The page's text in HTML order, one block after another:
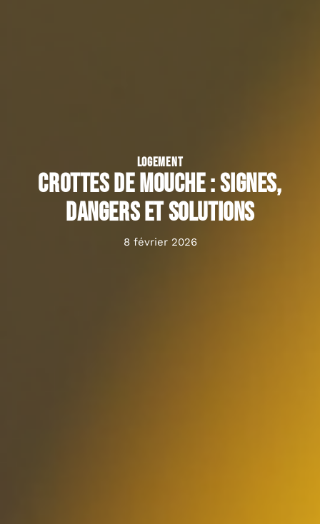
LOGEMENT
Crottes de mouche : signes,
dangers et solutions
8 février 2026